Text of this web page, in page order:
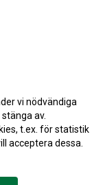
vi nödvändiga
av.
t.ex. för statistik
acceptera dessa.